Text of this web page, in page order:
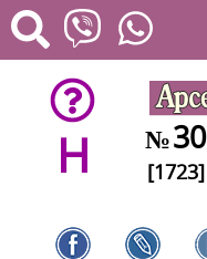
H №30
[1723]